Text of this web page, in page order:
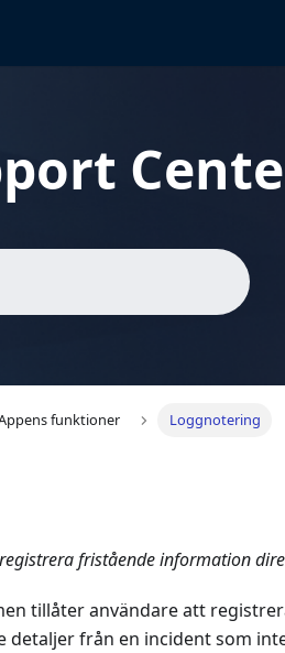
funktioner Loggnotering
fristående information
tillåter användare att
från en incident som